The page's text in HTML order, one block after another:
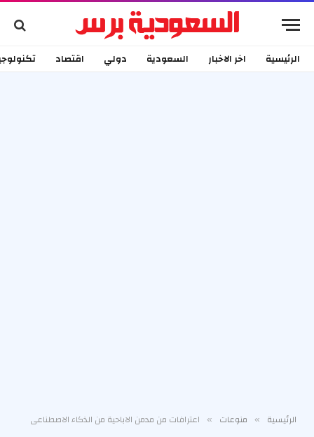
الرئيسية اخر الاخبار السعودية دولي اقتصاد
الرئيسية » منوعات » اعترافات من مدمن الاباحية من الذكاء الاصطناعي